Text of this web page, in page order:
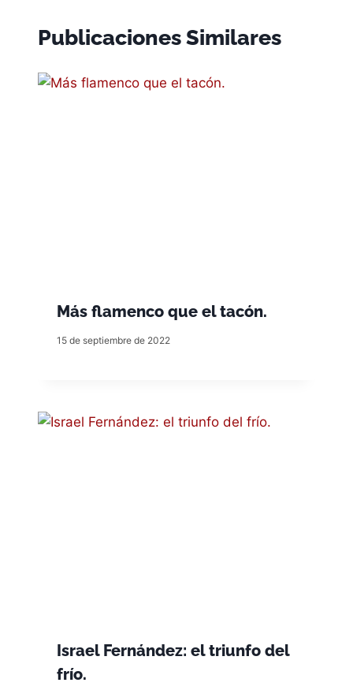
Publicaciones Similares
Más flamenco que el tacón.
15 de septiembre de 2022
Israel Fernández: el triunfo del
frío.